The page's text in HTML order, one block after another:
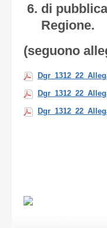
di
Regione.
(seguono